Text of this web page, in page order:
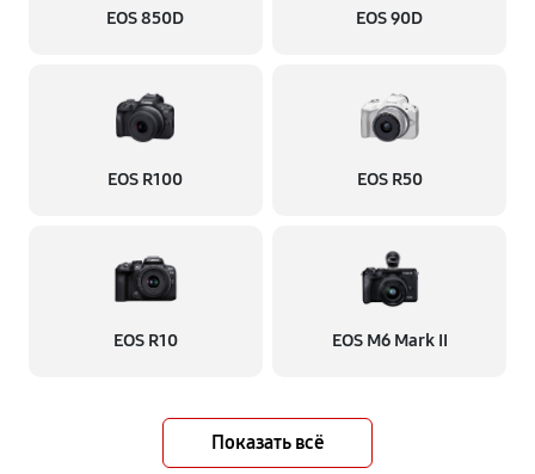
EOS 850D EOS 90D
EOS R100 EOS R50
EOS R10 EOS M6 Mark II
Показать всё